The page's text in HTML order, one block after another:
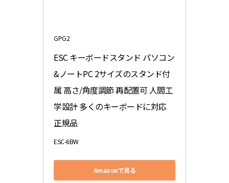
GPG2
ESC キーボードスタンド パソコン
&ノートPC 2サイズのスタンド付
属 高さ/角度調節 再配置可 人間工
学設計 多くのキーボードに対応
正規品
ESC-6BW
Amazonで見る